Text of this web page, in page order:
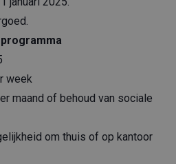
week
maand of behoud van sociale
om thuis of op kantoor